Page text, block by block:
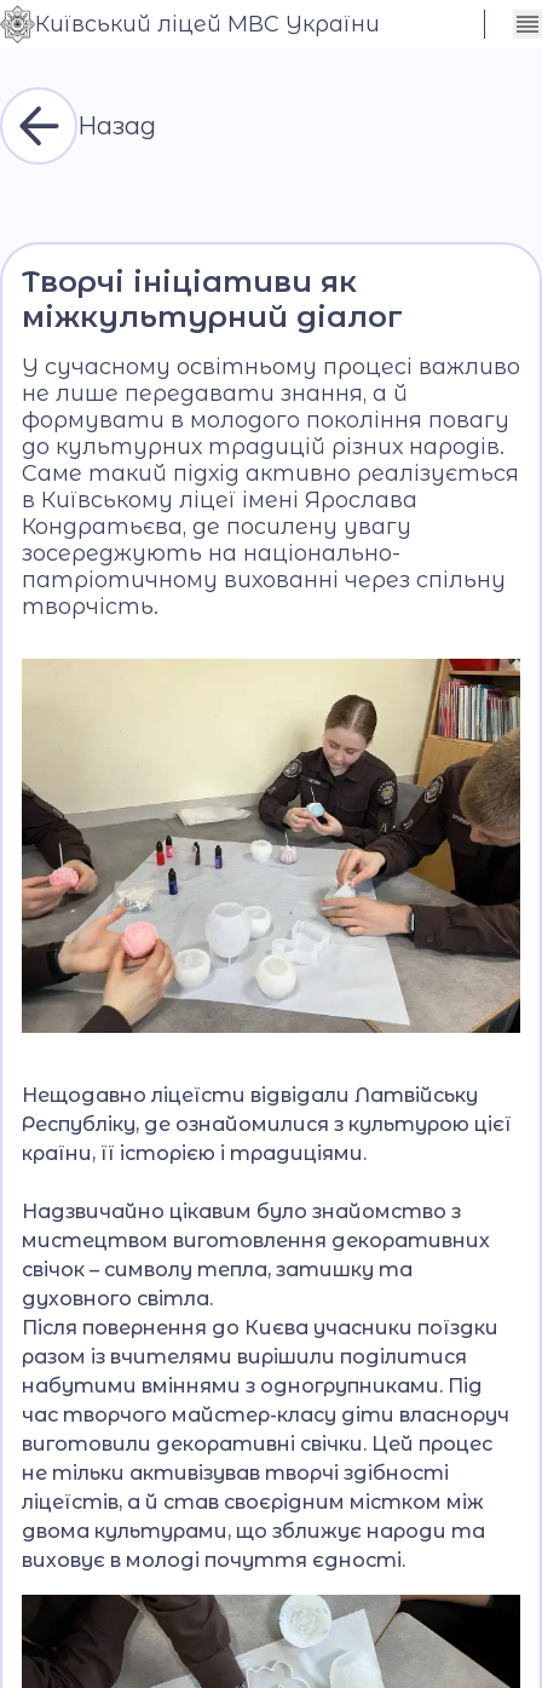
Контраст
Шрифт
Сховати
Київський ліцей МВС України
Назад
Творчі ініціативи як
міжкультурний діалог
У сучасному освітньому процесі важливо
не лише передавати знання, а й
формувати в молодого покоління повагу
до культурних традицій різних народів.
Саме такий підхід активно реалізується
в Київському ліцеї імені Ярослава
Кондратьєва, де посилену увагу
зосереджують на національно-
патріотичному вихованні через спільну
творчість.
Нещодавно ліцеїсти відвідали Латвійську
Республіку, де ознайомилися з культурою цієї
країни, її історією і традиціями.
Надзвичайно цікавим було знайомство з
мистецтвом виготовлення декоративних
свічок – символу тепла, затишку та
духовного світла.
Після повернення до Києва учасники поїздки
разом із вчителями вирішили поділитися
набутими вміннями з одногрупниками. Під
час творчого майстер-класу діти власноруч
виготовили декоративні свічки. Цей процес
не тільки активізував творчі здібності
ліцеїстів, а й став своєрідним містком між
двома культурами, що зближує народи та
виховує в молоді почуття єдності.